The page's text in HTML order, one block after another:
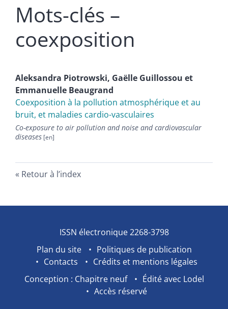
Mots-clés –
coexposition
Aleksandra Piotrowski, Gaëlle Guillossou et
Emmanuelle Beaugrand
Coexposition à la pollution atmosphérique et au
bruit, et maladies cardio-vasculaires
Co-exposure to air pollution and noise and cardiovascular
diseases
Retour à l’index
ISSN électronique 2268-3798
Plan du site
Politiques de publication
Contacts
Crédits et mentions légales
Conception : Chapitre neuf
Édité avec Lodel
Accès réservé